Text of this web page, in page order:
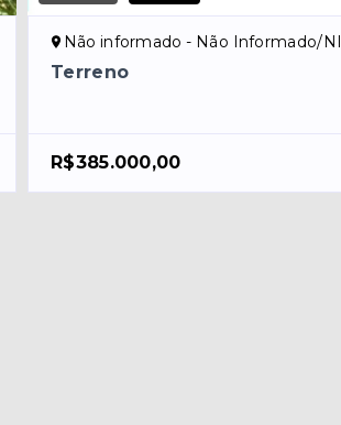
Não informado - Não Informado/NI
Terreno
R$385.000,00